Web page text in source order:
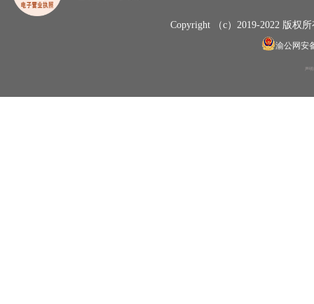
渝公网安
Copyright （c）2019-2022 版权